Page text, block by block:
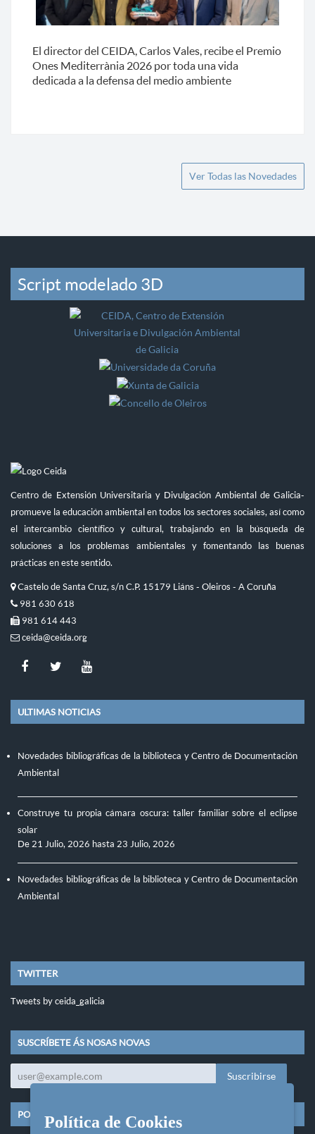
El director del CEIDA, Carlos Vales, recibe el Premio
Ones Mediterrània 2026 por toda una vida
dedicada a la defensa del medio ambiente
Ver Todas las Novedades
Script modelado 3D
Centro de Extensión Universitaria y Divulgación Ambiental de Galicia-
promueve la educación ambiental en todos los sectores sociales, así como
el intercambio científico y cultural, trabajando en la búsqueda de
soluciones a los problemas ambientales y fomentando las buenas
prácticas en este sentido.
Castelo de Santa Cruz, s/n C.P. 15179 Liáns - Oleiros - A Coruña
981 630 618
981 614 443
ceida@ceida.org
ULTIMAS NOTICIAS
Novedades bibliográficas de la biblioteca y Centro de Documentación
Ambiental
Construye tu propia cámara oscura: taller familiar sobre el eclipse
solar
De 21 Julio, 2026 hasta 23 Julio, 2026
Novedades bibliográficas de la biblioteca y Centro de Documentación
Ambiental
TWITTER
Tweets by ceida_galicia
SUSCRÍBETE ÁS NOSAS NOVAS
POLÍTICAS DO SITIO
Política de Cookies